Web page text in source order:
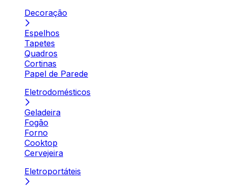
Decoração
Espelhos
Tapetes
Quadros
Cortinas
Papel de Parede
Eletrodomésticos
Geladeira
Fogão
Forno
Cooktop
Cervejeira
Eletroportáteis